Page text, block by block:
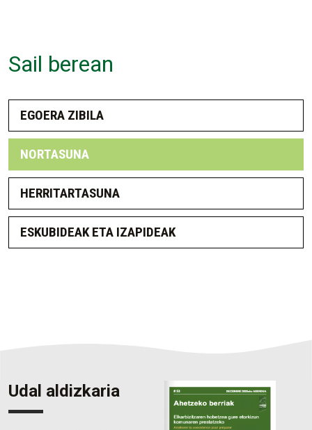
Sail berean
EGOERA ZIBILA
NORTASUNA
HERRITARTASUNA
ESKUBIDEAK ETA IZAPIDEAK
Udal aldizkaria